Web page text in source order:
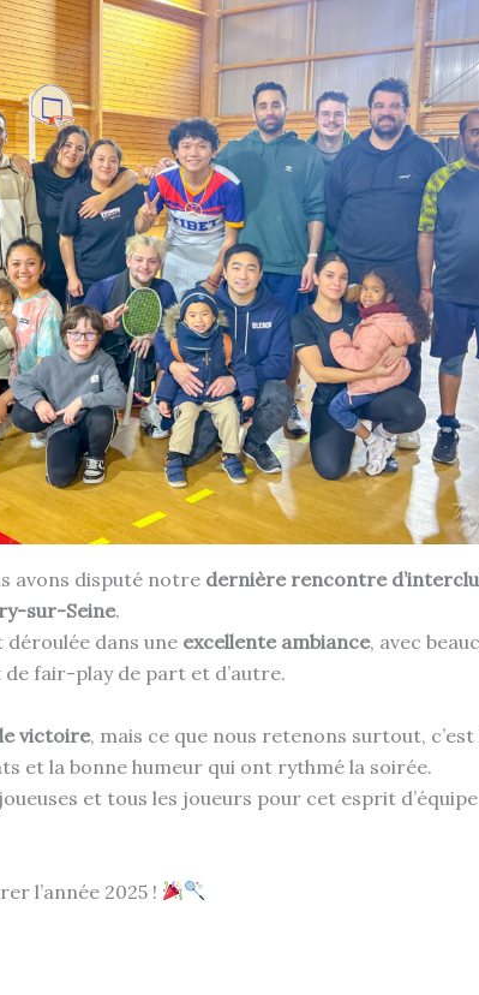
avons disputé notre dernière rencontre
sur-Seine.
déroulée dans une excellente ambiance, avec
fair-play de part et d’autre.
victoire, mais ce que nous retenons surtout, c’est
et la bonne humeur qui ont rythmé la soirée.
et tous les joueurs pour cet esprit
l’année 2025 !